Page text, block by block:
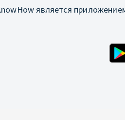
является